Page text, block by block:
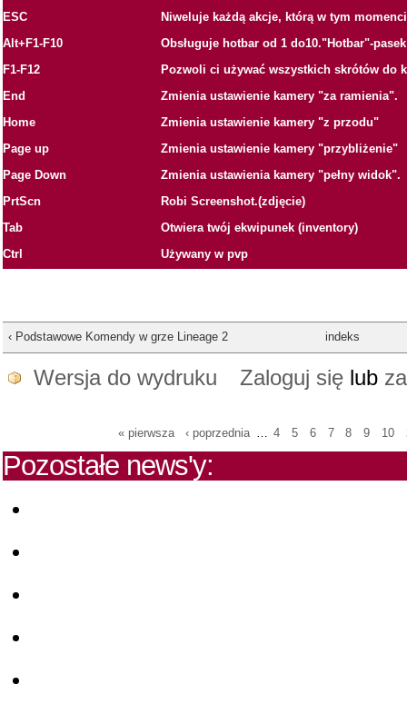
ESC
Niweluje każdą akcje, którą w tym
Alt+F1-F10
Obsługuje hotbar od 1 do10."Hotbar"-
F1-F12
Pozwoli ci używać wszystkich skrótów do
End
Zmienia ustawienie kamery "za ramienia".
Home
Zmienia ustawienie kamery "z przodu"
Page up
Zmienia ustawienie kamery "przybliżenie"
Page Down
Zmienia ustawienia kamery "pełny widok".
PrtScn
Robi Screenshot.(zdjęcie)
Tab
Otwiera twój ekwipunek (inventory)
Ctrl
Używany w pvp
‹ Podstawowe Komendy w grze Lineage 2 indeks
Wersja do wydruku Zaloguj sięlub
« pierwsza ‹ poprzednia … 4 5 6 7 8 9 10
Pozostałe news'y: